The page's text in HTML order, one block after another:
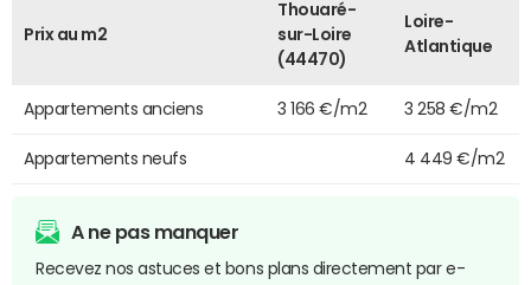
Prix au m2
Thouaré-
sur-Loire
(44470)
Loire-
Atlantique
Appartements anciens 3 166 €/m2 3 258 €/m2
Appartements neufs 4 449 €/m2
A ne pas manquer
Recevez nos astuces et bons plans directement par e-